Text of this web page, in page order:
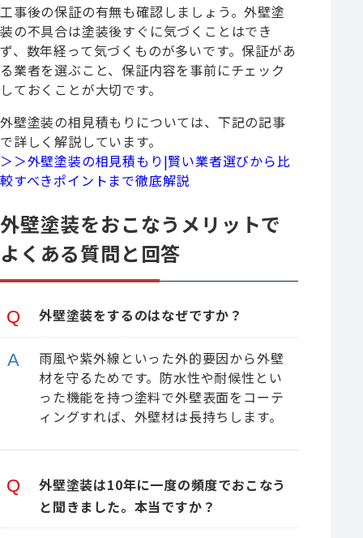
工事後の保証の有無も確認しましょう。外壁塗
装の不具合は塗装後すぐに気づくことはでき
ず、数年経って気づくものが多いです。保証があ
る業者を選ぶこと、保証内容を事前にチェック
しておくことが大切です。
外壁塗装の相見積もりについては、下記の記事
で詳しく解説しています。
＞＞外壁塗装の相見積もり|賢い業者選びから比
較すべきポイントまで徹底解説
外壁塗装をおこなうメリットで
よくある質問と回答
外壁塗装をするのはなぜですか？
雨風や紫外線といった外的要因から外壁
材を守るためです。防水性や耐候性とい
った機能を持つ塗料で外壁表面をコーテ
ィングすれば、外壁材は長持ちします。
外壁塗装は10年に一度の頻度でおこなう
と聞きました。本当ですか？